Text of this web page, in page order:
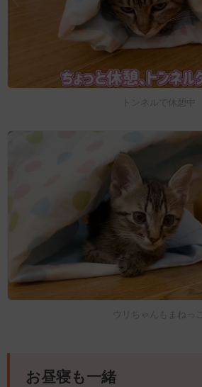
トンネルで休憩中
ウリちゃんもまねっこ
お昼寝も一緒